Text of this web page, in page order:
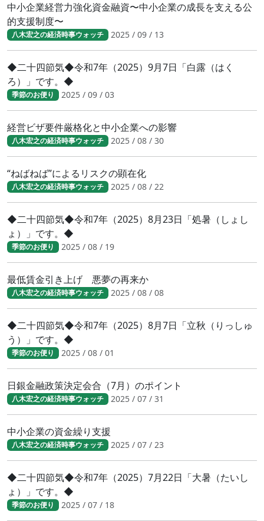
中小企業経営力強化資金融資〜中小企業の成長を支える公
的支援制度〜
八木宏之の経済時事ウォッチ 2025 / 09 / 13
◆二十四節気◆令和7年（2025）9月7日「白露（はく
ろ）」です。◆
季節のお便り 2025 / 09 / 03
経営ビザ要件厳格化と中小企業への影響
八木宏之の経済時事ウォッチ 2025 / 08 / 30
“ねばねば”によるリスクの顕在化
八木宏之の経済時事ウォッチ 2025 / 08 / 22
◆二十四節気◆令和7年（2025）8月23日「処暑（しょし
ょ）」です。◆
季節のお便り 2025 / 08 / 19
最低賃金引き上げ 悪夢の再来か
八木宏之の経済時事ウォッチ 2025 / 08 / 08
◆二十四節気◆令和7年（2025）8月7日「立秋（りっしゅ
う）」です。◆
季節のお便り 2025 / 08 / 01
日銀金融政策決定会合（7月）のポイント
八木宏之の経済時事ウォッチ 2025 / 07 / 31
中小企業の資金繰り支援
八木宏之の経済時事ウォッチ 2025 / 07 / 23
◆二十四節気◆令和7年（2025）7月22日「大暑（たいし
ょ）」です。◆
季節のお便り 2025 / 07 / 18